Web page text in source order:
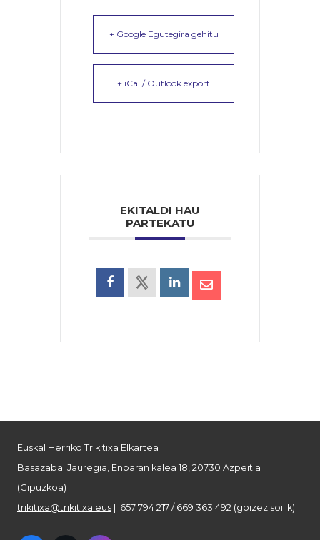
+ Google Egutegira gehitu
+ iCal / Outlook export
EKITALDI HAU
PARTEKATU
Euskal Herriko Trikitixa Elkartea
Basazabal Jauregia, Enparan kalea 18, 20730 Azpeitia
(Gipuzkoa)
trikitixa@trikitixa.eus | 657 794 217 / 669 363 492 (goizez soilik)